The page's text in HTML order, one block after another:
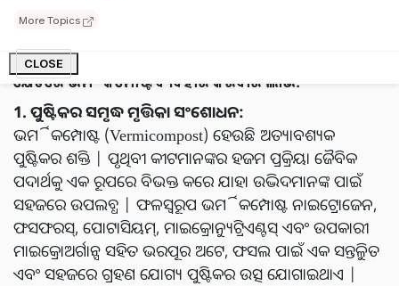
More Topics
CLOSE
କରିବାର କଳା ସମ୍ପର୍କରେ ଆପଣଙ୍କୁ ଜଣାଇବୁ |
କ୍ଷେତରେ ଭର୍ମିକମ୍ପୋଷ୍ଟ ବ୍ୟବହାର କରିବାର ଲାଭ:
1. ପୁଷ୍ଟିକର ସମୃଦ୍ଧ ମୃତ୍ତିକା ସଂଶୋଧନ:
ଭର୍ମିକମ୍ପୋଷ୍ଟ (Vermicompost) ହେଉଛି ଅତ୍ୟାବଶ୍ୟକ
ପୁଷ୍ଟିକର ଶକ୍ତି | ପୃଥିବୀ କୀଟମାନଙ୍କର ହଜମ ପ୍ରକ୍ରିୟା ଜୈବିକ
ପଦାର୍ଥକୁ ଏକ ରୂପରେ ବିଭକ୍ତ କରେ ଯାହା ଉଦ୍ଭିଦମାନଙ୍କ ପାଇଁ
ସହଜରେ ଉପଲବ୍ଧ | ଫଳସ୍ୱରୂପ ଭର୍ମିକମ୍ପୋଷ୍ଟ ନାଇଟ୍ରୋଜେନ,
ଫସଫରସ୍, ପୋଟାସିୟମ୍, ମାଇକ୍ରୋନ୍ୟୁଟ୍ରିଏଣ୍ଟସ୍ ଏବଂ ଉପକାରୀ
ମାଇକ୍ରୋଅର୍ଗାନ୍ସ ସହିତ ଭରପୂର ଅଟେ, ଫସଲ ପାଇଁ ଏକ ସନ୍ତୁଳିତ
ଏବଂ ସହଜରେ ଗ୍ରହଣ ଯୋଗ୍ୟ ପୁଷ୍ଟିକର ଉତ୍ସ ଯୋଗାଇଥାଏ |